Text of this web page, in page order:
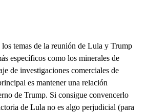
temas de la reunión de Lula y Trump
específicos como los minerales de
de investigaciones comerciales de
es mantener una relación
de Trump. Si consigue convencerlo
de Lula no es algo perjudicial (para